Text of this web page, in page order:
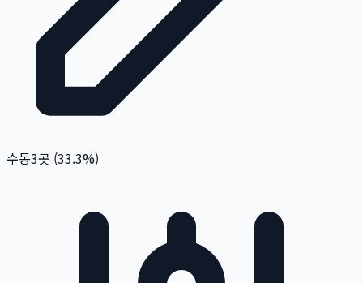
수동3곳 (33.3%)